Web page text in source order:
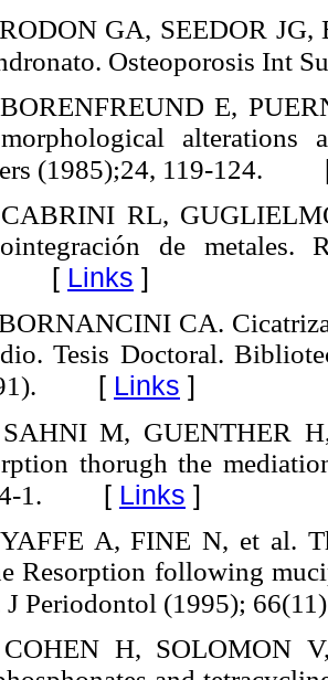
GA, SEEDOR
Osteoporosis Int
E,
alterations
(1985);24, 119-124.
RL,
de
[ Links ]
CA.
Tesis Doctoral.
[ Links ]
M, GUENTHER
thorugh the
1. [ Links ]
A, FINE N, et al.
Resorption following
J Periodontol (1995);
H, SOLOMON